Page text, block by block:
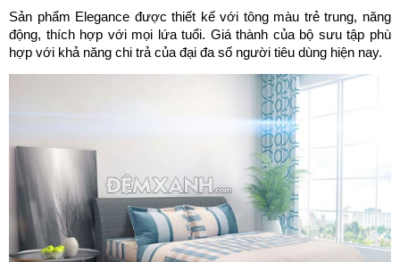
Sản phẩm Elegance được thiết kế với tông màu trẻ trung, năng
động, thích hợp với mọi lứa tuổi. Giá thành của bộ sưu tập phù
hợp với khả năng chi trả của đại đa số người tiêu dùng hiện nay.